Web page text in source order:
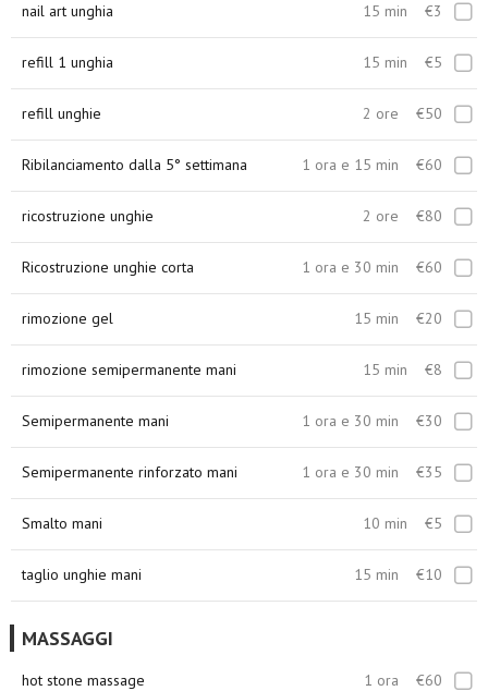
nail art unghia 15 min €3
refill 1 unghia 15 min €5
refill unghie 2 ore €50
Ribilanciamento dalla 5° settimana 1 ora e 15 min €60
ricostruzione unghie 2 ore €80
Ricostruzione unghie corta 1 ora e 30 min €60
rimozione gel 15 min €20
rimozione semipermanente mani 15 min €8
Semipermanente mani 1 ora e 30 min €30
Semipermanente rinforzato mani 1 ora e 30 min €35
Smalto mani 10 min €5
taglio unghie mani 15 min €10
MASSAGGI
hot stone massage 1 ora €60